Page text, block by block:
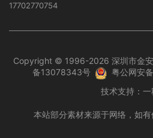
17702770754
Copyright © 1996-2026 深圳市金安
备13078343号
粤公网安
技术支持： 一
本站部分素材来源于网络，如有